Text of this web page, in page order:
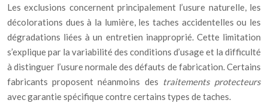
Les exclusions concernent principalement l’usure naturelle, les
décolorations dues à la lumière, les taches accidentelles ou les
dégradations liées à un entretien inapproprié. Cette limitation
s’explique par la variabilité des conditions d’usage et la difficulté
à distinguer l’usure normale des défauts de fabrication. Certains
fabricants proposent néanmoins des traitements protecteurs
avec garantie spécifique contre certains types de taches.